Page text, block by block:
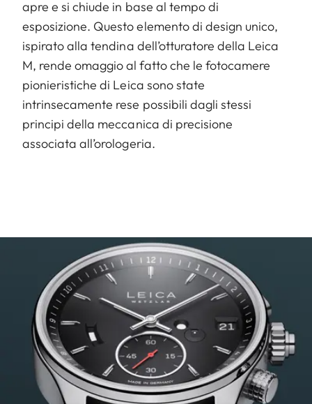
apre e si chiude in base al tempo di
esposizione. Questo elemento di design unico,
ispirato alla tendina dell’otturatore della Leica
M, rende omaggio al fatto che le fotocamere
pionieristiche di Leica sono state
intrinsecamente rese possibili dagli stessi
principi della meccanica di precisione
associata all’orologeria.